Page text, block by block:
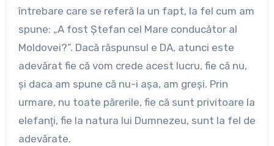
întrebare care se referă la un fapt, la fel cum am
spune: „A fost Ştefan cel Mare conducător al
Moldovei?”. Dacă răspunsul e DA, atunci este
adevărat fie că vom crede acest lucru, fie că nu,
şi daca am spune că nu-i aşa, am greşi. Prin
urmare, nu toate părerile, fie că sunt privitoare la
elefanţi, fie la natura lui Dumnezeu, sunt la fel de
adevărate.